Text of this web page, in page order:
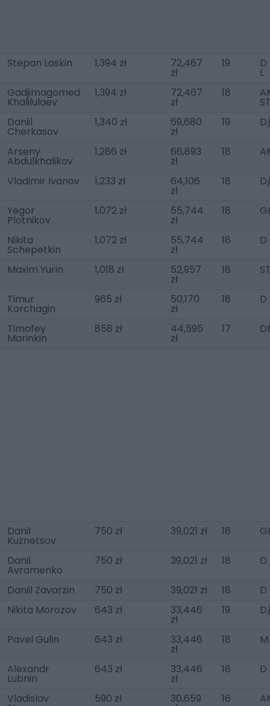
Stepan Laskin 1,394 zł 72,467
zł
19 D
L
Gadjimagomed
Khalilulaev
1,394 zł 72,467
zł
18
Daniil
Cherkasov
1,340 zł 69,680
zł
19
Arseny
Abdulkhalikov
1,286 zł 66,893
zł
18
Vladimir Ivanov 1,233 zł 64,106
zł
18
Yegor
Plotnikov
1,072 zł 55,744
zł
18
Nikita
Schepetkin
1,072 zł 55,744
zł
18 D
Maxim Yurin 1,018 zł 52,957
zł
18
Timur
Korchagin
965 zł 50,170
zł
18 D
Timofey
Marinkin
858 zł 44,595
zł
17
Danil
Kuznetsov
750 zł 39,021 zł 18
Danil
Avramenko
750 zł 39,021 zł 18 D
Daniil Zavarzin 750 zł 39,021 zł 18
D
Nikita Morozov
643 zł 33,446
zł
19
Pavel Gulin 643 zł 33,446
zł
18
Alexandr
Lubnin
643 zł 33,446
zł
18 D
Vladislav 590 zł 30,659 16